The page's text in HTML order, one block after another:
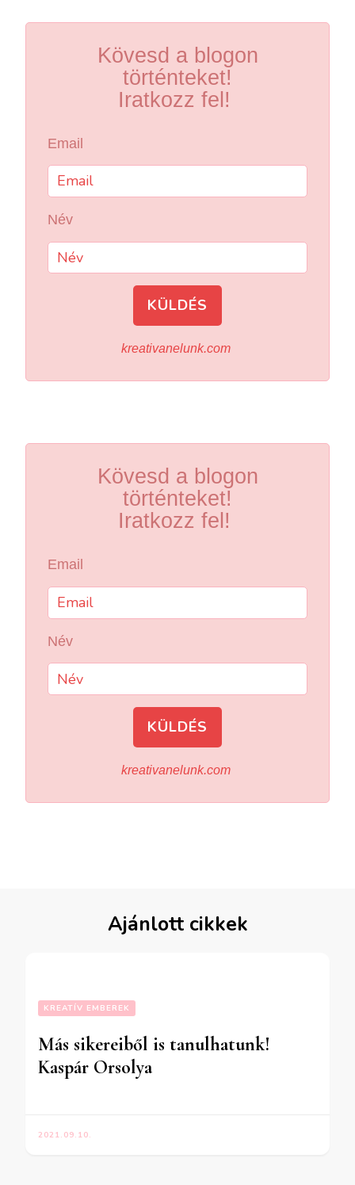
Kövesd a blogon
történteket!
Iratkozz fel!
Email
Név
KÜLDÉS
kreativanelunk.com
Kövesd a blogon
történteket!
Iratkozz fel!
Email
Név
KÜLDÉS
kreativanelunk.com
Ajánlott cikkek
KREATÍV EMBEREK
Más sikereiből is tanulhatunk!
Kaspár Orsolya
2021.09.10.